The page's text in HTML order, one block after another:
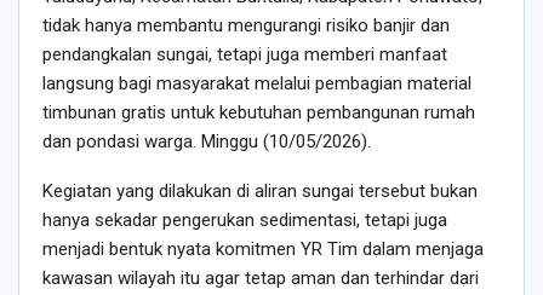
tidak hanya membantu mengurangi risiko banjir dan
pendangkalan sungai, tetapi juga memberi manfaat
langsung bagi masyarakat melalui pembagian material
timbunan gratis untuk kebutuhan pembangunan rumah
dan pondasi warga. Minggu (10/05/2026).
Kegiatan yang dilakukan di aliran sungai tersebut bukan
hanya sekadar pengerukan sedimentasi, tetapi juga
menjadi bentuk nyata komitmen YR Tim dalam menjaga
kawasan wilayah itu agar tetap aman dan terhindar dari